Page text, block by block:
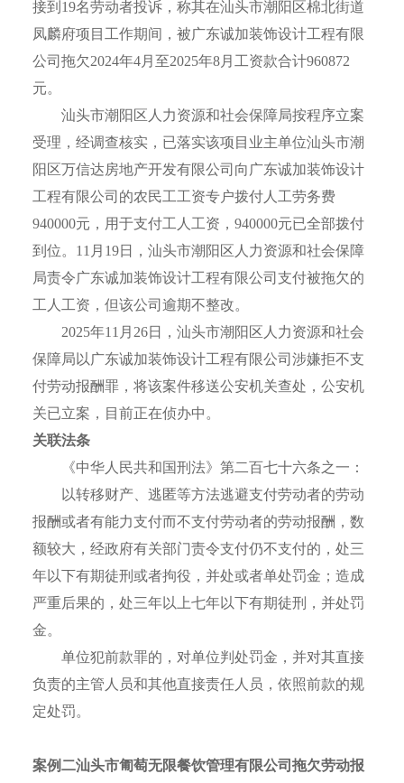
接到19名劳动者投诉，称其在汕头市潮阳区棉北街道
凤麟府项目工作期间，被广东诚加装饰设计工程有限
公司拖欠2024年4月至2025年8月工资款合计960872
元。
汕头市潮阳区人力资源和社会保障局按程序立案
受理，经调查核实，已落实该项目业主单位汕头市潮
阳区万信达房地产开发有限公司向广东诚加装饰设计
工程有限公司的农民工工资专户拨付人工劳务费
940000元，用于支付工人工资，940000元已全部拨付
到位。11月19日，汕头市潮阳区人力资源和社会保障
局责令广东诚加装饰设计工程有限公司支付被拖欠的
工人工资，但该公司逾期不整改。
2025年11月26日，汕头市潮阳区人力资源和社会
保障局以广东诚加装饰设计工程有限公司涉嫌拒不支
付劳动报酬罪，将该案件移送公安机关查处，公安机
关已立案，目前正在侦办中。
关联法条
《中华人民共和国刑法》第二百七十六条之一：
以转移财产、逃匿等方法逃避支付劳动者的劳动
报酬或者有能力支付而不支付劳动者的劳动报酬，数
额较大，经政府有关部门责令支付仍不支付的，处三
年以下有期徒刑或者拘役，并处或者单处罚金；造成
严重后果的，处三年以上七年以下有期徒刑，并处罚
金。
单位犯前款罪的，对单位判处罚金，并对其直接
负责的主管人员和其他直接责任人员，依照前款的规
定处罚。
案例二汕头市匍萄无限餐饮管理有限公司 拖欠劳动报